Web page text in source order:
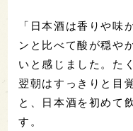
「日本酒は香りや味
ンと比べて酸が穏や
いと感じました。た
翌朝はすっきりと目
と、日本酒を初めて
す。